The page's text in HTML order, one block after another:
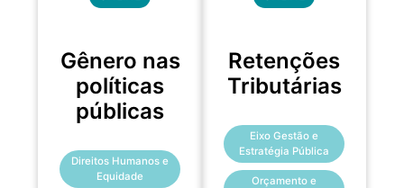
Gênero nas
políticas
públicas
Direitos Humanos e
Equidade
Retenções
Tributárias
Eixo Gestão e
Estratégia Pública
Orçamento e